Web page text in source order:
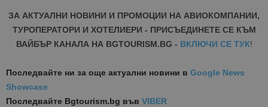
ЗА АКТУАЛНИ НОВИНИ И ПРОМОЦИИ НА АВИОКОМПАНИИ,
ТУРОПЕРАТОРИ И ХОТЕЛИЕРИ - ПРИСЪЕДИНЕТЕ СЕ КЪМ
ВАЙБЪР КАНАЛА НА BGTOURISM.BG - ВКЛЮЧИ СЕ ТУК!
Последвайте ни за още актуални новини в Google News
Showcase
Последвайте Bgtourism.bg във VIBER